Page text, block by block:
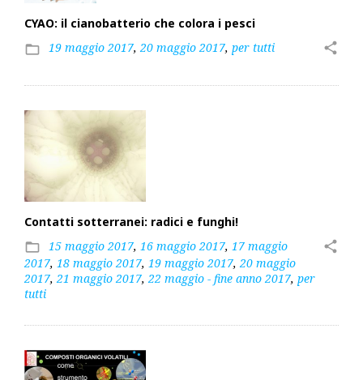
CYAO: il cianobatterio che colora i pesci
folder_open 19 maggio 2017,20 maggio 2017, per tutti share
Contatti sotterranei: radici e funghi!
folder_open 15 maggio 2017, 16 maggio 2017, 17 maggio
2017, 18 maggio 2017, 19 maggio 2017,20 maggio
2017,21 maggio 2017,22 maggio - fine anno 2017, per
tutti
share